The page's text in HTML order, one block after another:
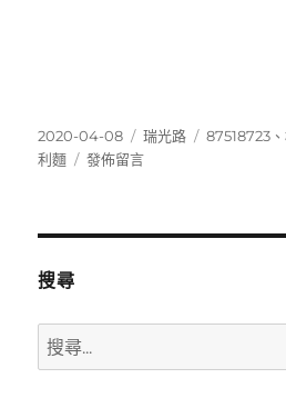
發
佈
2020-04-08
分
類
瑞光路
標
87518723 、
利麵
在
發佈留言
搜尋
搜
尋